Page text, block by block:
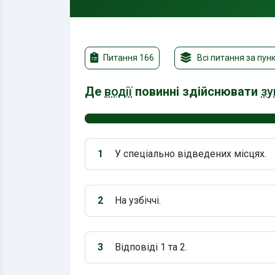
Питання 166 Всі питання за
Де водіїповинні здійснювати
Варіант 1:
1 У спеціально відведених місцях.
Варіант 2:
2 На узбіччі.
Варіант 3:
3 Відповіді 1 та 2.